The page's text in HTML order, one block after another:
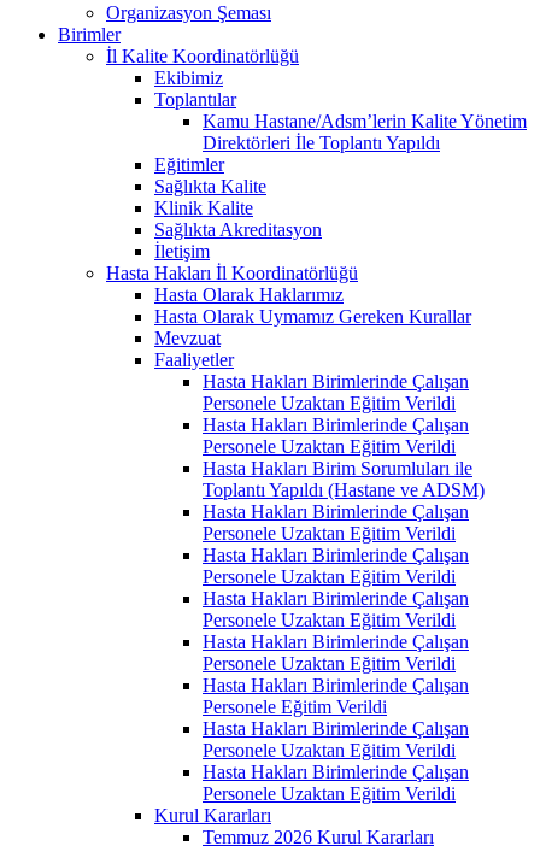
Organizasyon Şeması
Birimler
İl Kalite Koordinatörlüğü
Ekibimiz
Toplantılar
Kamu Hastane/Adsm’lerin Kalite Yönetim
Direktörleri İle Toplantı Yapıldı
Eğitimler
Sağlıkta Kalite
Klinik Kalite
Sağlıkta Akreditasyon
İletişim
Hasta Hakları İl Koordinatörlüğü
Hasta Olarak Haklarımız
Hasta Olarak Uymamız Gereken Kurallar
Mevzuat
Faaliyetler
Hasta Hakları Birimlerinde Çalışan
Personele Uzaktan Eğitim Verildi
Hasta Hakları Birimlerinde Çalışan
Personele Uzaktan Eğitim Verildi
Hasta Hakları Birim Sorumluları ile
Toplantı Yapıldı (Hastane ve ADSM)
Hasta Hakları Birimlerinde Çalışan
Personele Uzaktan Eğitim Verildi
Hasta Hakları Birimlerinde Çalışan
Personele Uzaktan Eğitim Verildi
Hasta Hakları Birimlerinde Çalışan
Personele Uzaktan Eğitim Verildi
Hasta Hakları Birimlerinde Çalışan
Personele Uzaktan Eğitim Verildi
Hasta Hakları Birimlerinde Çalışan
Personele Eğitim Verildi
Hasta Hakları Birimlerinde Çalışan
Personele Uzaktan Eğitim Verildi
Hasta Hakları Birimlerinde Çalışan
Personele Uzaktan Eğitim Verildi
Kurul Kararları
Temmuz 2026 Kurul Kararları